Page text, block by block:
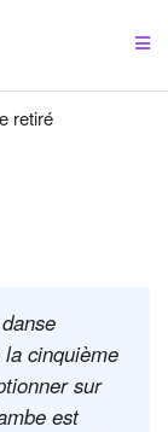
retiré
la cinquième
sur
est